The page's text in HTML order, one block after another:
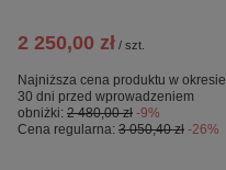
2 250,00 zł / szt.
Najniższa cena produktu w okresie
30 dni przed wprowadzeniem
obniżki: 2 480,00 zł -9%
Cena regularna: 3 050,40 zł -26%